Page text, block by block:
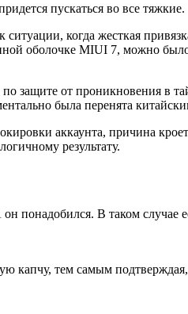
пускаться во все тяжкие.
когда жесткая
оболочке MIUI 7, можно
от проникновения в
была перенята
аккаунта, причина
результату.
В таком случае
капчу, тем самым